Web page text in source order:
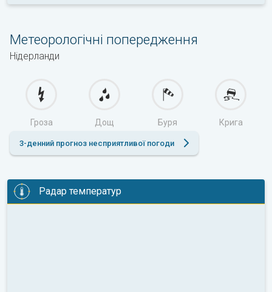
Метеорологічні попередження
Нідерланди
Гроза Дощ Буря Крига
3-денний прогноз несприятливої погоди
Радар температур